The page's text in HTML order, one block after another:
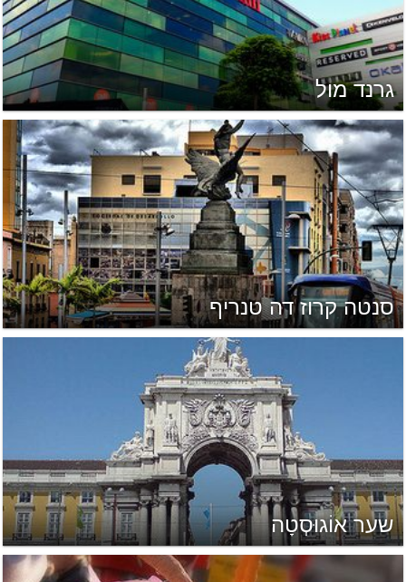
גרנד מול
סנטה קרוז דה טנריף
שער אוֹגוּסְטָה